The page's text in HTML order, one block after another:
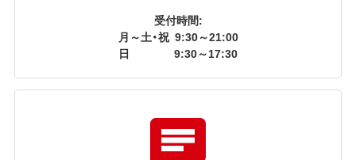
受付時間:
月～土・祝 9:30～21:00
日
9:30～17:30